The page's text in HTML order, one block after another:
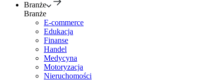
Branże
Branże
E-commerce
Edukacja
Finanse
Handel
Medycyna
Motoryzacja
Nieruchomości